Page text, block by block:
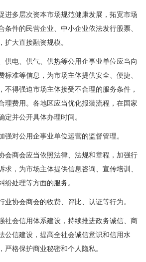
多层次资本市场规范健康发展，拓宽市场
条件的民营企业、中小企业依法发行股票、
扩大直接融资规模。
电、供气、供热等公用企事业单位应当向
标准等信息，为市场主体提供安全、便捷、
不得强迫市场主体接受不合理的服务条件，
理费用。各地区应当优化报装流程，在国家
定并公开具体办理时间。
强对公用企事业单位运营的监督管理。
商会应当依照法律、法规和章程，加强行
求，为市场主体提供信息咨询、宣传培训、
纷处理等方面的服务。
业协会商会的收费、评比、认证等行为。
会信用体系建设，持续推进政务诚信、商
公信建设，提高全社会诚信意识和信用水
严格保护商业秘密和个人隐私。